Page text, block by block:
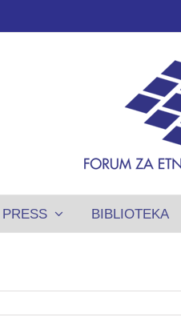
PRESS BIBLIOTEKA